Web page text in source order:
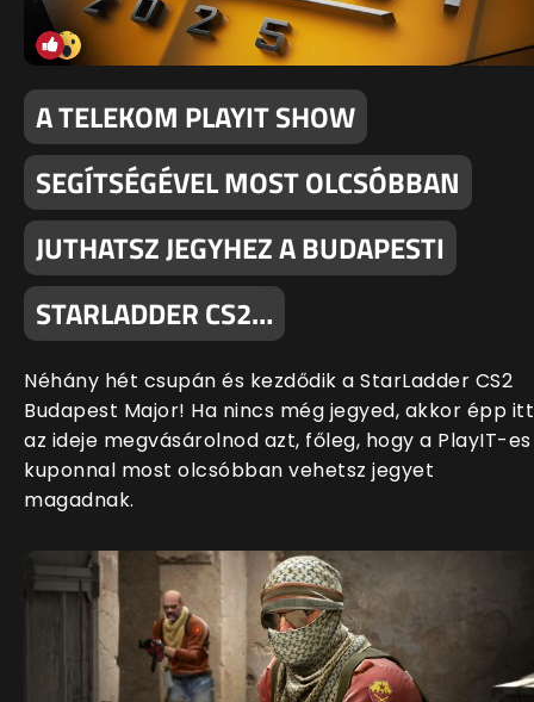
A TELEKOM PLAYIT SHOW
SEGÍTSÉGÉVEL MOST OLCSÓBBAN
JUTHATSZ JEGYHEZ A BUDAPESTI
STARLADDER CS2…
Néhány hét csupán és kezdődik a StarLadder CS2
Budapest Major! Ha nincs még jegyed, akkor épp itt
az ideje megvásárolnod azt, főleg, hogy a PlayIT-es
kuponnal most olcsóbban vehetsz jegyet
magadnak.